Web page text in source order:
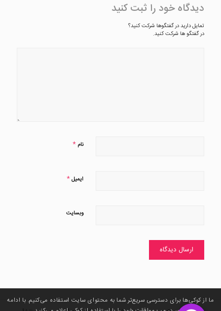
دیدگاه خود را ثبت کنید
تمایل دارید در گفتگوها شرکت کنید؟
در گفتگو ها شرکت کنید.
نام *
ایمیل*
وبسایت
ما از کوکی‌ها برای دسترسی سریع‌تر شما به محتوای سایت استفاده می‌کنیم. با ادامه